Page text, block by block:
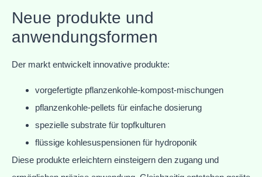
Neue produkte und
anwendungsformen
Der markt entwickelt innovative produkte:
vorgefertigte pflanzenkohle-kompost-mischungen
pflanzenkohle-pellets für einfache dosierung
spezielle substrate für topfkulturen
flüssige kohlesuspensionen für hydroponik
Diese produkte erleichtern einsteigern den zugang und